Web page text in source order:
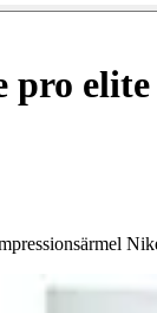
pro elite